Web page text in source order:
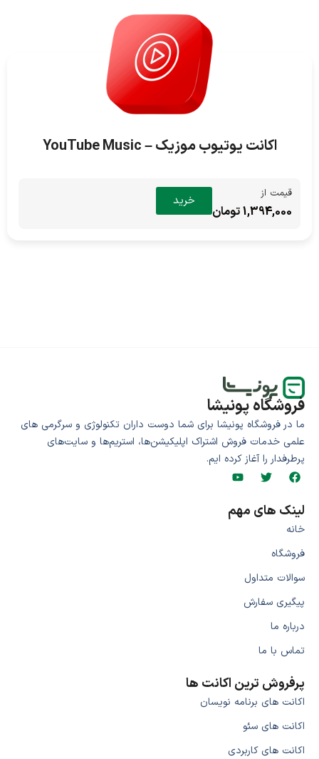
اکانت یوتیوب موزیک – YouTube Music
قیمت از
1,394,000 تومان
خرید
فروشگاه پونیشا
ما در فروشگاه پونیشا برای شما دوست داران تکنولوژی و سرگرمی های
علمی خدمات فروش اشتراک اپلیکیشن‌ها، استریم‌ها و سایت‌های
پرطرفدار را آغاز کرده ایم.
لینک های مهم
خانه
فروشگاه
سوالات متداول
پیگیری سفارش
درباره ما
تماس با ما
پرفروش ترین اکانت ها
اکانت های برنامه نویسان
اکانت های سئو
اکانت های کاربردی